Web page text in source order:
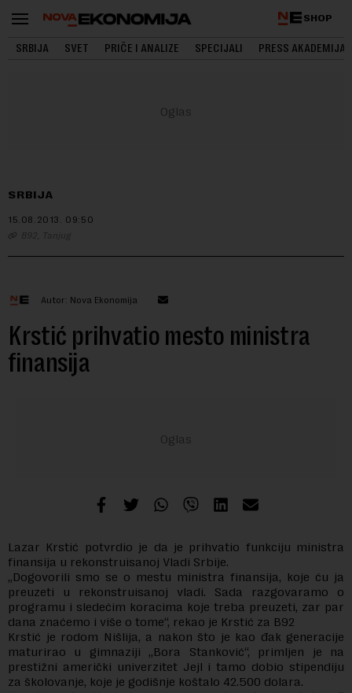
SHOP
SRBIJA SVET PRIČE I ANALIZE SPECIJALI PRESS AKADEMIJA
SRBIJA
15.08.2013. 09:50
B92, Tanjug
Autor: Nova Ekonomija
Krstić prihvatio mesto ministra
finansija
Lazar Krstić potvrdio je da je prihvatio funkciju ministra
finansija u rekonstruisanoj Vladi Srbije.
„Dogovorili smo se o mestu ministra finansija, koje ću ja
preuzeti u rekonstruisanoj vladi. Sada razgovaramo o
programu i sledećim koracima koje treba preuzeti, zar par
dana znaćemo i više o tome“, rekao je Krstić za B92
Krstić je rodom Nišlija, a nakon što je kao đak generacije
maturirao u gimnaziji „Bora Stanković“, primljen je na
prestižni američki univerzitet Jejl i tamo dobio stipendiju
za školovanje, koje je godišnje koštalo 42.500 dolara.